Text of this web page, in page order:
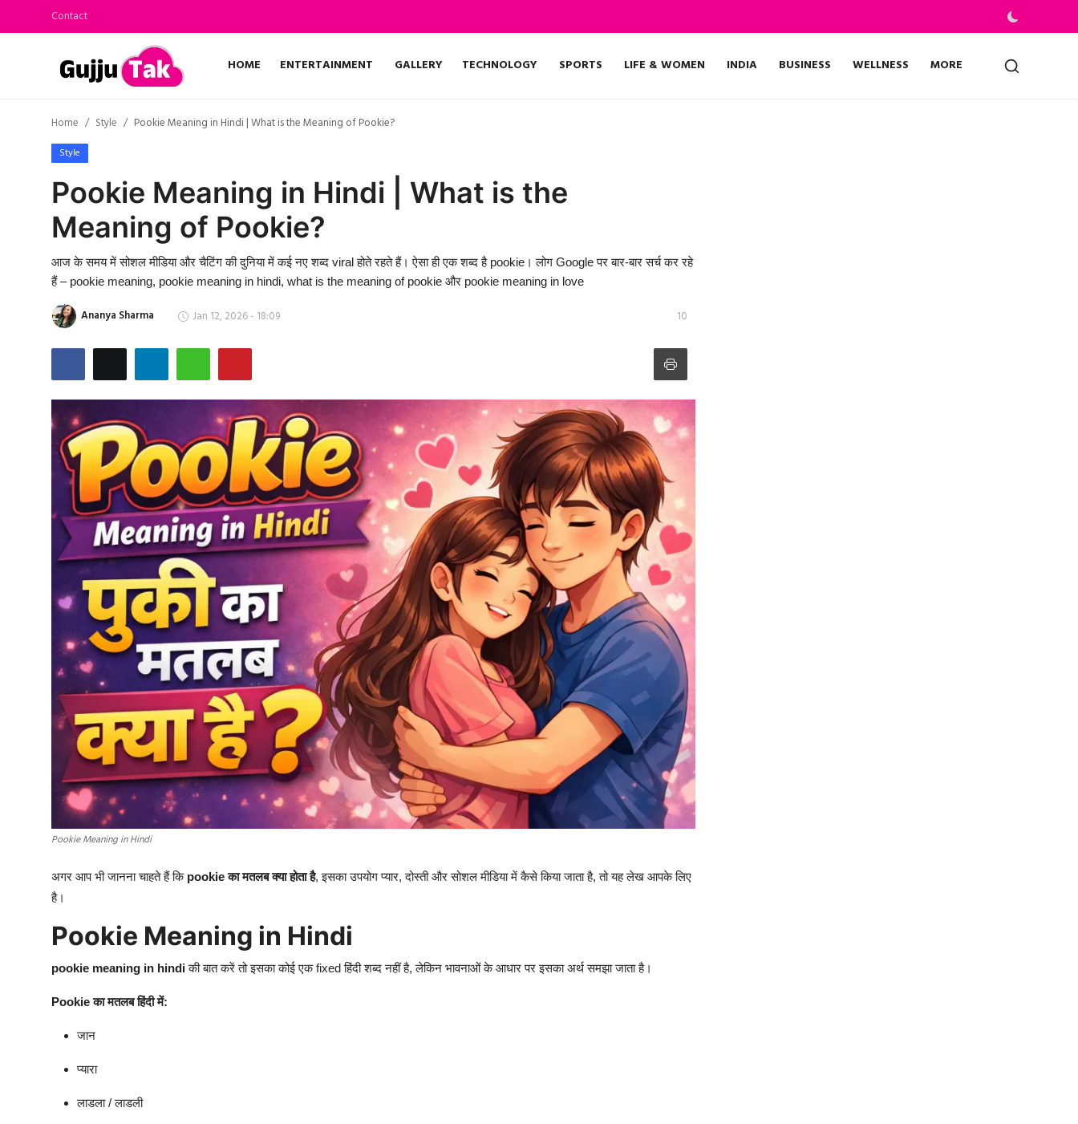
Contact
HOME ENTERTAINMENT GALLERY TECHNOLOGY SPORTS LIFE & WOMEN INDIA BUSINESS WELLNESS MORE
Entertainment
Contact
Gallery
Technology
Business
Wellness
Education
Home Style Pookie Meaning in Hindi | What is the Meaning of Pookie?
Style
Pookie Meaning in Hindi | What is the
Meaning of Pookie?
आज के समय में सोशल मीडिया और चैटिंग की दुनिया में कई नए शब्द viral होते रहते हैं। ऐसा ही एक शब्द है pookie। लोग Google पर बार-बार सर्च कर रहे
हैं – pookie meaning, pookie meaning in hindi, what is the meaning of pookie और pookie meaning in love
Ananya Sharma Jan 12, 2026 - 18:09 10
Pookie Meaning in Hindi
अगर आप भी जानना चाहते हैं कि pookie का मतलब क्या होता है, इसका उपयोग प्यार, दोस्ती और सोशल मीडिया में कैसे किया जाता है, तो यह लेख आपके लिए
है।
Pookie Meaning in Hindi
pookie meaning in hindiकी बात करें तो इसका कोई एक fixed हिंदी शब्द नहीं है, लेकिन भावनाओं के आधार पर इसका अर्थ समझा जाता है।
Pookie का मतलब हिंदी में:
जान
प्यारा
लाडला / लाडली